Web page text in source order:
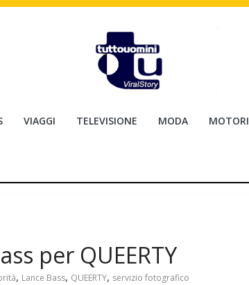
VIAGGI TELEVISIONE MODA MOTORI
per QUEERTY
, Lance Bass, QUEERTY, servizio fotografico